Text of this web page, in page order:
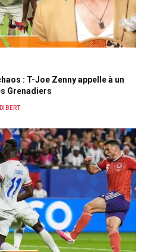
: T-Joe Zenny appelle à un
Grenadiers